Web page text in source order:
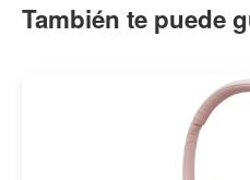
También te puede